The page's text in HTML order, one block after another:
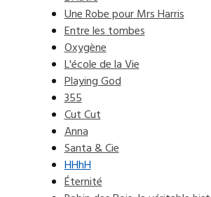
Une Robe pour Mrs Harris
Entre les tombes
Oxygène
L'école de la Vie
Playing God
355
Cut Cut
Anna
Santa & Cie
HHhH
Éternité